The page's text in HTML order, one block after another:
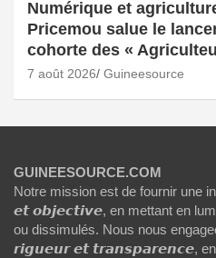
Numérique et
Pricemou salue le
cohorte des «
7 août 2026 Guineesource
GUINEESOURCE.COM
Notre mission est de fournir une
𝙚𝙩 𝙤𝙗𝙟𝙚𝙘𝙩𝙞𝙫𝙚, en mettant en
ou dissimulés. Nous nous
𝙧𝙞𝙜𝙪𝙚𝙪𝙧 𝙚𝙩 𝙩𝙧𝙖𝙣𝙨𝙥𝙖𝙧𝙚𝙣𝙘𝙚, en